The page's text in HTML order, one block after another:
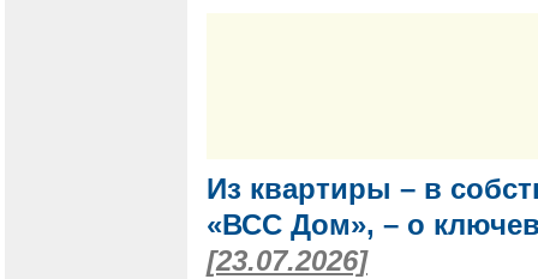
Из квартиры – в
«ВСС Дом», – о
[23.07.2026]